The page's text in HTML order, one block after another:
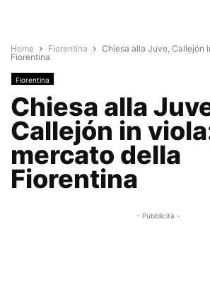
Home Fiorentina
Chiesa alla Juve, Callejón
Fiorentina
Fiorentina
Chiesa alla
Callejón in
mercato della
Fiorentina
- Pubblicità -